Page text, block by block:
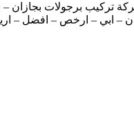
برجولات بجازان –
– ابي – ارخص – افضل –